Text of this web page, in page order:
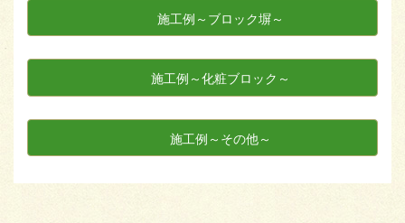
施工例～ブロック塀～
施工例～化粧ブロック～
施工例～その他～